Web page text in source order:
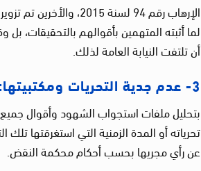
الإرهاب رقم 94 لسنة
لما أثبته المتهمين بأقوالهم بالتحقيقات،
أن تلتفت النيابة العامة لذلك.
3- عدم جدية التحريات ومكتبيتها:
بتحليل ملفات استجواب الشهود وأقوال
تحرياته أو المدة الزمنية التي استغرقتها تلك
عن رأي مجريها بحسب أحكام محكمة النقض.